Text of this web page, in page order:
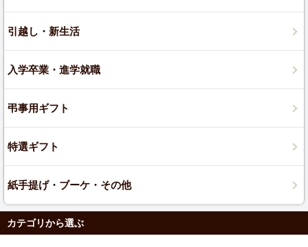
引越し・新生活
入学卒業・進学就職
弔事用ギフト
特選ギフト
紙手提げ・ブーケ・その他
カテゴリから選ぶ